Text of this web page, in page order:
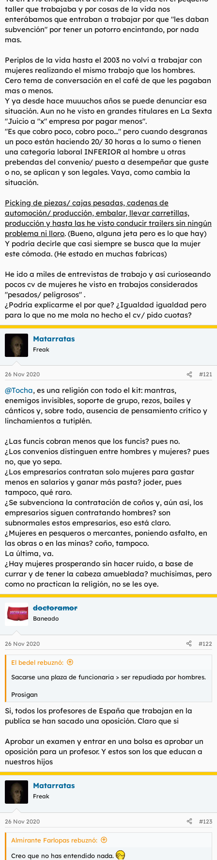
taller que trabajaba y por cosas de la vida nos
enterábamos que entraban a trabajar por que "les daban
subvención" por tener un potorro encintando, por nada
mas.
Periplos de la vida hasta el 2003 no volví a trabajar con
mujeres realizando el mismo trabajo que los hombres.
Cero tema de conversación en el café de que les pagaban
mas o menos.
Y ya desde hace muuuchos años se puede denunciar esa
situación. Aun no he visto en grandes titulares en La Sexta
"Juicio a "x" empresa por pagar menos".
"Es que cobro poco, cobro poco..." pero cuando desgranas
un poco están haciendo 20/ 30 horas a lo sumo o tienen
una categoría laboral INFERIOR al hombre u otras
prebendas del convenio/ puesto a desempeñar que guste
o no, se aplican y son legales. Vaya, como cambia la
situación.
Picking de piezas/ cajas pesadas, cadenas de
automoción/ producción, embalar, llevar carretillas,
producción y hasta las he visto conducir trailers sin ningún
problema ni lloro. (Bueno, alguna jeta pero es lo que hay)
Y podría decirle que casi siempre se busca que la mujer
este cómoda. (He estado en muchas fabricas)
He ido a miles de entrevistas de trabajo y así curioseando
pocos cv de mujeres he visto en trabajos considerados
"pesados/ peligrosos" .
¿Podría explicarme el por que? ¿Igualdad igualdad pero
para lo que no me mola no hecho el cv/ pido cuotas?
Matarratas
Freak
26 Nov 2020 #121
@Tocha, es una religión con todo el kit: mantras,
enemigos invisibles, soporte de grupo, rezos, bailes y
cánticos y, sobre todo, ausencia de pensamiento crítico y
linchamientos a tutiplén.
¿Las funcis cobran menos que los funcis? pues no.
¿Los convenios distinguen entre hombres y mujeres? pues
no, que yo sepa.
¿Los empresarios contratan solo mujeres para gastar
menos en salarios y ganar más pasta? joder, pues
tampoco, qué raro.
¿Se subvenciona la contratación de coños y, aún así, los
empresarios siguen contratando hombres? son
subnormales estos empresarios, eso está claro.
¿Mujeres en pesqueros o mercantes, poniendo asfalto, en
las obras o en las minas? coño, tampoco.
La última, va.
¿Hay mujeres prosperando sin hacer ruido, a base de
currar y de tener la cabeza amueblada? muchísimas, pero
como no practican la religión, no se les oye.
doctoramor
Baneado
26 Nov 2020 #122
El bedel rebuznó:
Sacarse una plaza de funcionaria > ser repudiada por hombres.
Prosigan
Si, todos los profesores de España que trabajan en la
publica se han sacado una oposición. Claro que si
Aprobar un examen y entrar en una bolsa es aprobar un
oposición para un profesor. Y estos son los que educan a
nuestros hijos
Matarratas
Freak
26 Nov 2020 #123
Almirante Farlopas rebuznó:
Creo que no has entendido nada.